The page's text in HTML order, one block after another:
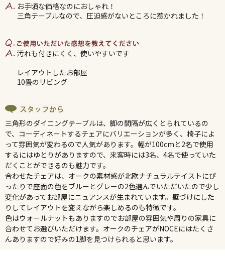
お手頃な価格なのにおしゃれ！
三角テーブルなので、圧迫感がないところに惹かれました！
汚れも付きにくく、使いやすいです
レイアウトしたお部屋
10畳のリビング
三角形のダイニングテーブルは、脚の間隔が広くとられているの
で、コーディネートするチェアにバリエーションが多く、椅子によ
って雰囲気が変わるので人気があります。幅が100cmと2名で使用
するにはゆとりがありますので、来客時には3名、4名で使っていた
だくことができるのも魅力です。
合わせたチェアは、オークの素材感が北欧ナチュラルテイストにぴ
ったりで座面の色をブルーとグレーの2色選んでいただいたので少し
変化があってお部屋にニュアンスが生まれています。壁づけにした
りしてレイアウトを変えながら楽しめるのも特徴です。
色はウォールナットもありますのでお部屋の雰囲気や周りの家具に
合わせてお選びいただけます。オークのチェアがNOCEにはたくさ
んありますので好みの1脚を見つけられると思います。